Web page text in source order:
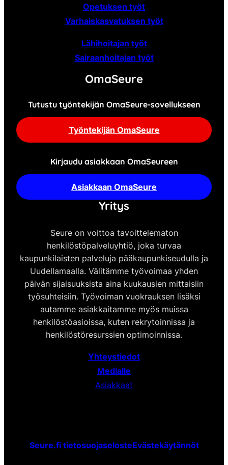
Opetuksen työt
Varhaiskasvatuksen työt
Lähihoitajan työt
Sairaanhoitajan työt
OmaSeure
Tutustu työntekijän OmaSeure-sovellukseen
Työntekijän OmaSeure
Kirjaudu asiakkaan OmaSeureen
Asiakkaan OmaSeure
Yritys
Seure on voittoa tavoittelematon
henkilöstöpalveluyhtiö, joka turvaa
kaupunkilaisten palveluja pääkaupunkiseudulla ja
Uudellamaalla. Välitämme työvoimaa yhden
päivän sijaisuuksista aina kuukausien mittaisiin
työsuhteisiin. Työvoiman vuokrauksen lisäksi
autamme asiakkaitamme myös muissa
henkilöstöasioissa, kuten rekrytoinnissa ja
henkilöstöresurssien optimoinnissa.
Yhteystiedot
Medialle
Asiakkaat
Seure.fi tietosuojaselosteEvästekäytännöt